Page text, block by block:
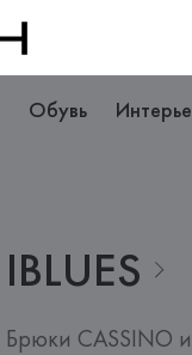
Обувь
IBLUES
Брюки CASSINO